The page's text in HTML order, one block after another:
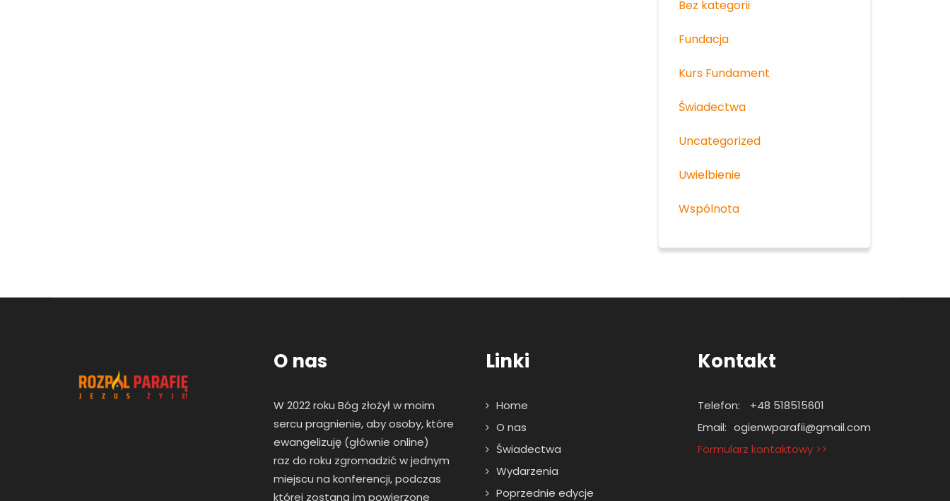
Bez kategorii
Fundacja
Kurs Fundament
Świadectwa
Uncategorized
Uwielbienie
Wspólnota
O nas
W 2022 roku Bóg złożył w moim
sercu pragnienie, aby osoby, które
ewangelizuję (głównie online)
raz do roku zgromadzić w jednym
miejscu na konferencji, podczas
której zostaną im powierzone
Linki
Home
O nas
Świadectwa
Wydarzenia
Poprzednie edycje
Kontakt
Telefon:
+48 518515601
Email: ogienwparafii@gmail.com
Formularz kontaktowy >>